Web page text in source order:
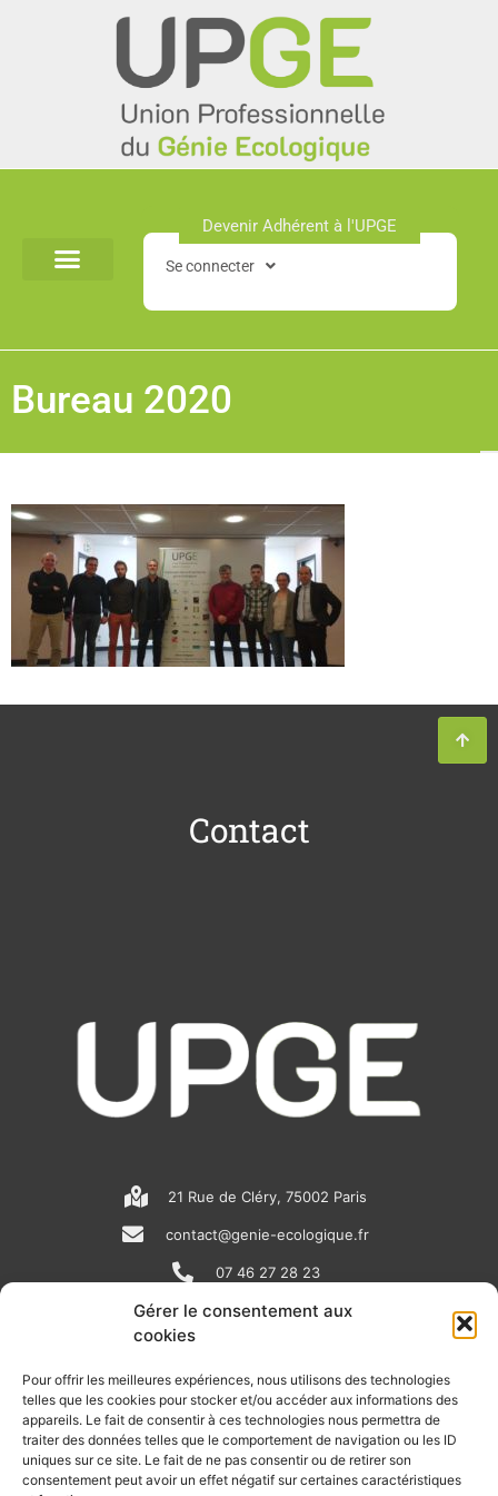
Gérer le consentement aux
cookies
Pour offrir les meilleures expériences, nous utilisons des technologies
telles que les cookies pour stocker et/ou accéder aux informations des
appareils. Le fait de consentir à ces technologies nous permettra de
traiter des données telles que le comportement de navigation ou les ID
uniques sur ce site. Le fait de ne pas consentir ou de retirer son
consentement peut avoir un effet négatif sur certaines caractéristiques
Devenir Adhérent à l'UPGE​
Se connecter
Bureau 2020
Contact
21 Rue de Cléry, 75002 Paris
contact@genie-ecologique.fr
07 46 27 28 23
N
e
w
s
p
i
n
k
e
o
u
t
u
RECEVOIR L'ACTU DE LA FILIÈRE
Retrouvez tous les mois les articles terrain de nos adhérents, les